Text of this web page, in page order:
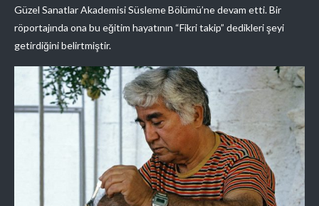
Güzel Sanatlar Akademisi Süsleme Bölümü’ne devam etti. Bir
röportajında ona bu eğitim hayatının “Fikri takip” dedikleri şeyi
getirdiğini belirtmiştir.